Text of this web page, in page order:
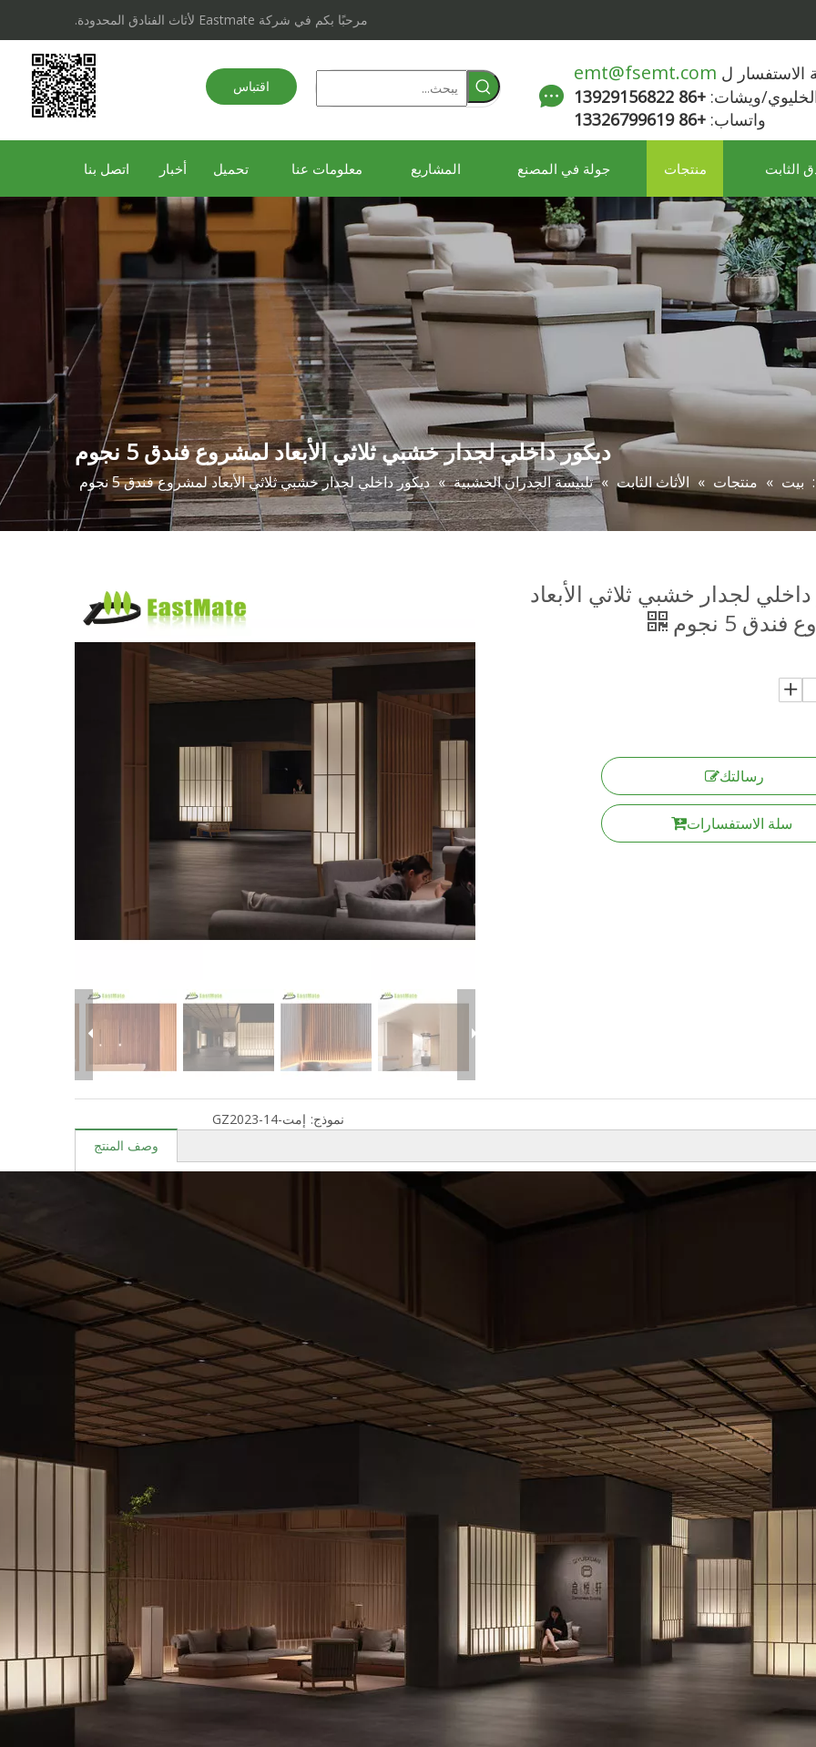
مرحبًا بكم في شركة Eastmate لأثاث الفنادق المحدودة.
الاستفسار ل emt@fsemt.com
ويشات: +86 13929156822
واتساب: +86 13326799619
اقتباس
الثابت منتجات جولة في المصنع المشاريع معلومات عنا تحميل أخبار اتصل بنا
ديكور داخلي لجدار خشبي ثلاثي الأبعاد لمشروع فندق 5 نجوم
بيت » منتجات » الأثاث الثابت » تلبيسة الجدران الخشبية » ديكور داخلي لجدار خشبي ثلاثي الأبعاد لمشروع فندق 5 نجوم
لجدار خشبي ثلاثي الأبعاد
5 نجوم
رسالتك
سلة الاستفسارات
نموذج: إمت-GZ2023-14
وصف المنتج